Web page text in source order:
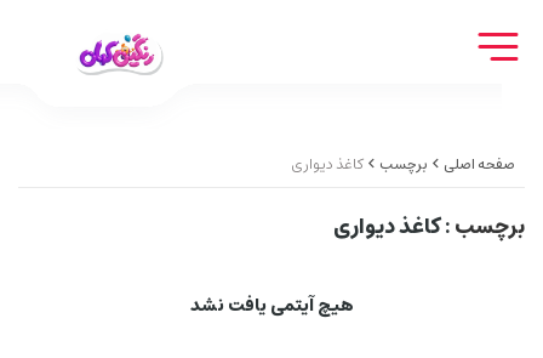
صفحه اصلی برچسب کاغذ دیواری
برچسب: کاغذ دیواری
هیچ آیتمی یافت نشد